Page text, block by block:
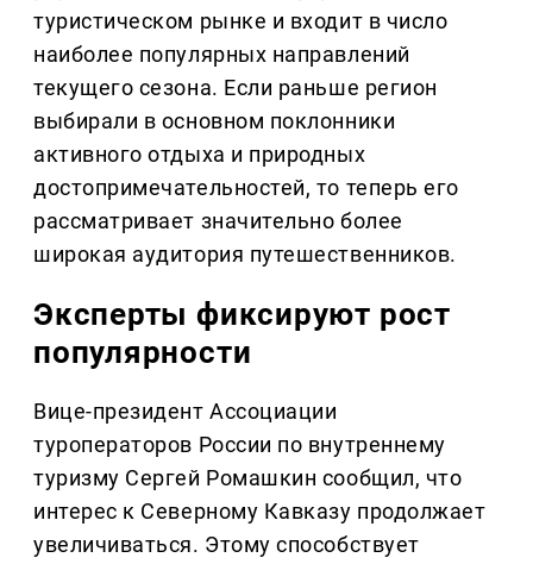
туристическом рынке и входит в число
наиболее популярных направлений
текущего сезона. Если раньше регион
выбирали в основном поклонники
активного отдыха и природных
достопримечательностей, то теперь его
рассматривает значительно более
широкая аудитория путешественников.
Эксперты фиксируют рост
популярности
Вице-президент Ассоциации
туроператоров России по внутреннему
туризму Сергей Ромашкин сообщил, что
интерес к Северному Кавказу продолжает
увеличиваться. Этому способствует